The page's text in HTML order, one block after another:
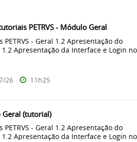
PETRVS - Módulo Geral
PETRVS - Geral 1.2 Apresentação do
1.2 Apresentação da Interface e Login no
26 11h25
(tutorial)
PETRVS - Geral 1.2 Apresentação do
1.2 Apresentação da Interface e Login no